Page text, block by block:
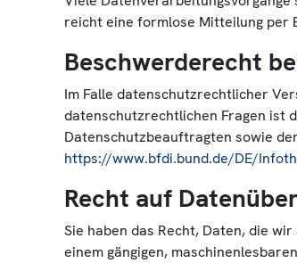
reicht eine formlose Mitteilung per
Beschwerderecht
Im Falle datenschutzrechtlicher
datenschutzrechtlichen Fragen ist
Datenschutzbeauftragten sowie
https://www.bfdi.bund.de/DE/
Recht auf
Sie haben das Recht, Daten, die
einem gängigen,